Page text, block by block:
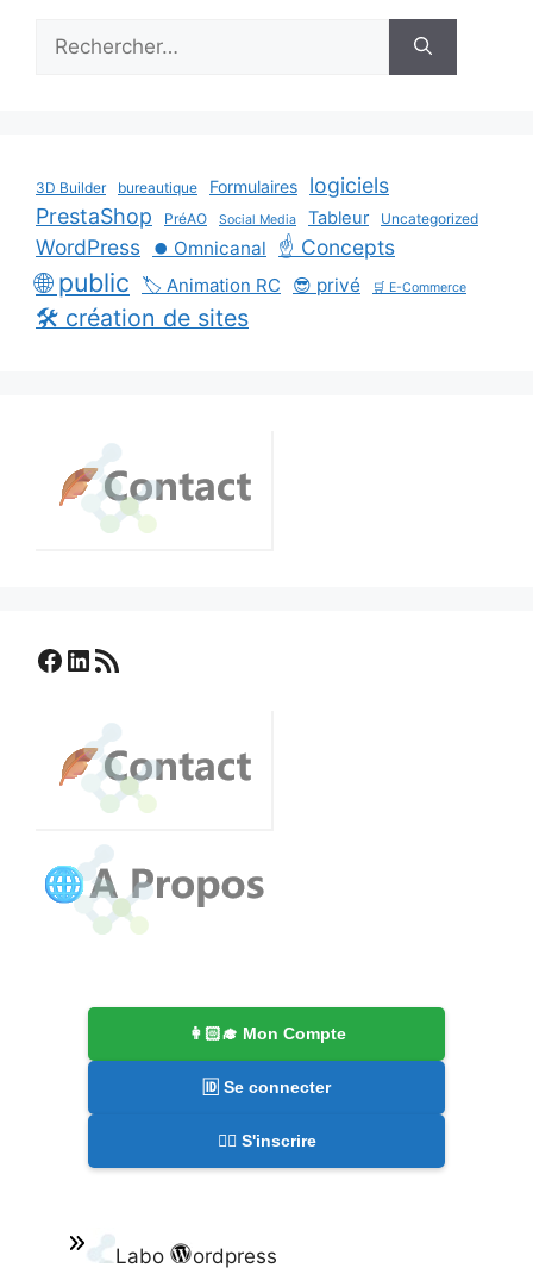
3D Builder bureautique Formulaires
logiciels
PrestaShop
PréAO Social Media Tableur Uncategorized
WordPress ⏺️ Omnicanal ☝️ Concepts
🌐 public 🏷️ Animation RC 😎 privé 🛒 E-Commerce
🛠️ création de sites
Facebook
LinkedIn
Flux RSS
👩🏻‍🎓 Mon Compte
🆔 Se connecter
✍🏻 S'inscrire
Labo ordpress